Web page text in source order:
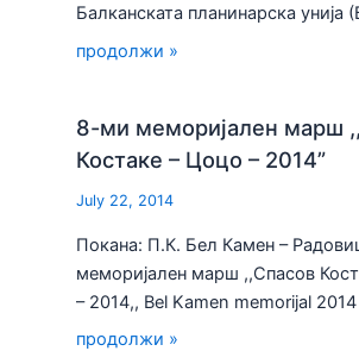
Балканската планинарска
продолжи »
8-ми меморијален марш
Костаке – Цоцо – 2014”
July 22, 2014
Покана: П.К. Бел Камен –
меморијален марш ,,Спасов
– 2014,, Bel Kamen memorijal
продолжи »